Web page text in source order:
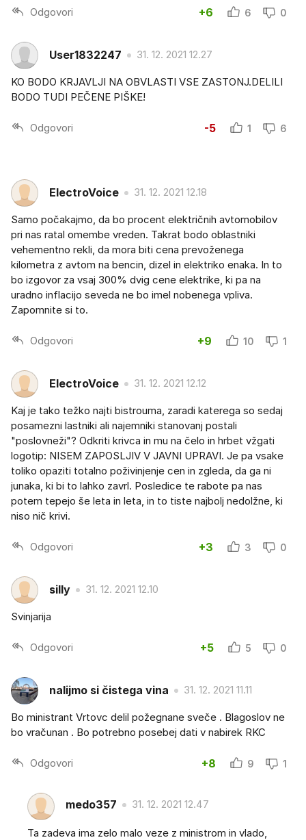
Odgovori +6 6 0
User1832247 31. 12. 2021 12.27
KO BODO KRJAVLJI NA OBVLASTI VSE ZASTONJ.DELILI
BODO TUDI PEČENE PIŠKE!
Odgovori -5 1 6
ElectroVoice 31. 12. 2021 12.18
Samo počakajmo, da bo procent električnih avtomobilov
pri nas ratal omembe vreden. Takrat bodo oblastniki
vehementno rekli, da mora biti cena prevoženega
kilometra z avtom na bencin, dizel in elektriko enaka. In to
bo izgovor za vsaj 300% dvig cene elektrike, ki pa na
uradno inflacijo seveda ne bo imel nobenega vpliva.
Zapomnite si to.
Odgovori +9 10 1
ElectroVoice 31. 12. 2021 12.12
Kaj je tako težko najti bistrouma, zaradi katerega so sedaj
posamezni lastniki ali najemniki stanovanj postali
"poslovneži"? Odkriti krivca in mu na čelo in hrbet vžgati
logotip: NISEM ZAPOSLJIV V JAVNI UPRAVI. Je pa vsake
toliko opaziti totalno poživinjenje cen in zgleda, da ga ni
junaka, ki bi to lahko zavrl. Posledice te rabote pa nas
potem tepejo še leta in leta, in to tiste najbolj nedolžne, ki
niso nič krivi.
Odgovori +3 3 0
silly 31. 12. 2021 12.10
Svinjarija
Odgovori +5 5 0
nalijmo si čistega vina 31. 12. 2021 11.11
Bo ministrant Vrtovc delil požegnane sveče . Blagoslov ne
bo vračunan . Bo potrebno posebej dati v nabirek RKC
Odgovori +8 9 1
medo357 31. 12. 2021 12.47
Ta zadeva ima zelo malo veze z ministrom in vlado,